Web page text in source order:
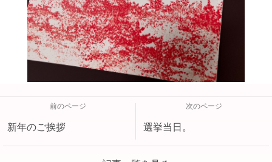
前のページ
新年のご挨拶
次のページ
選挙当日。